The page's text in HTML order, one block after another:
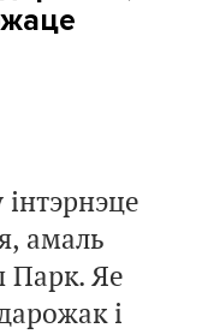
амаль
Парк. Яе
і